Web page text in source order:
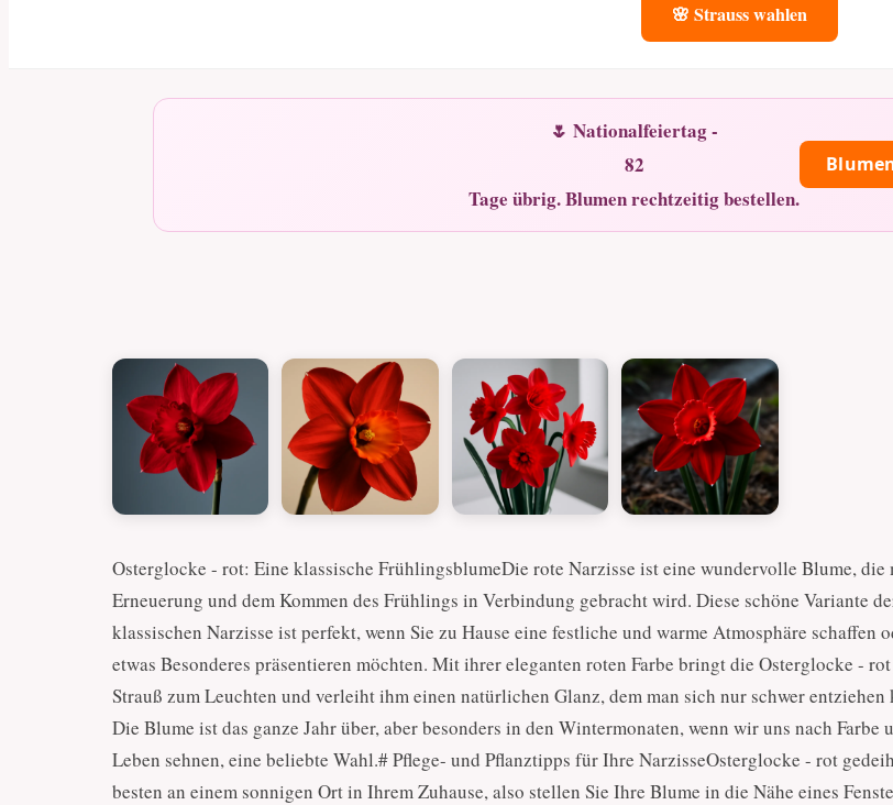
🌸 Strauss wahlen
🌷 Nationalfeiertag -
82
Tage übrig. Blumen rechtzeitig bestellen.
Osterglocke - rot: Eine klassische FrühlingsblumeDie rote Narzisse ist eine wundervolle Blume, die
Erneuerung und dem Kommen des Frühlings in Verbindung gebracht wird. Diese schöne Variante
klassischen Narzisse ist perfekt, wenn Sie zu Hause eine festliche und warme Atmosphäre schaffen
etwas Besonderes präsentieren möchten. Mit ihrer eleganten roten Farbe bringt die Osterglocke -
Strauß zum Leuchten und verleiht ihm einen natürlichen Glanz, dem man sich nur schwer entziehen
Die Blume ist das ganze Jahr über, aber besonders in den Wintermonaten, wenn wir uns nach Farbe
Leben sehnen, eine beliebte Wahl.# Pflege- und Pflanztipps für Ihre NarzisseOsterglocke - rot
besten an einem sonnigen Ort in Ihrem Zuhause, also stellen Sie Ihre Blume in die Nähe eines